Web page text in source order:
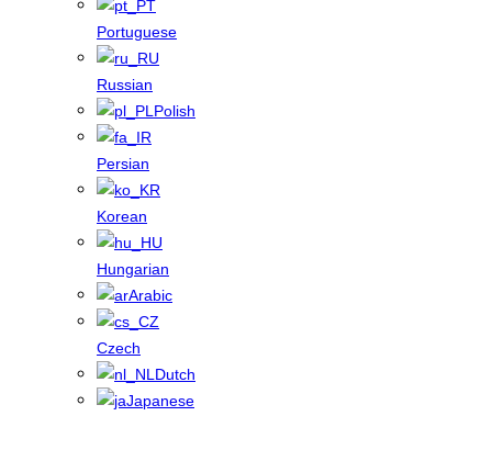
Portuguese
Russian
Polish
Persian
Korean
Hungarian
Arabic
Czech
Dutch
Japanese